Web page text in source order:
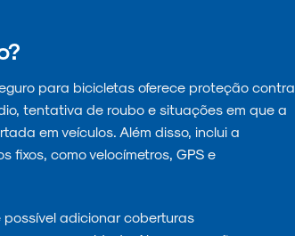
para bicicletas oferece proteção contra
tentativa de roubo e situações em que a
em veículos. Além disso, inclui a
fixos, como velocímetros, GPS e
possível adicionar coberturas